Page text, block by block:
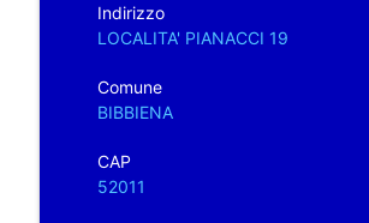
Indirizzo
LOCALITA' PIANACCI 19
Comune
BIBBIENA
CAP
52011